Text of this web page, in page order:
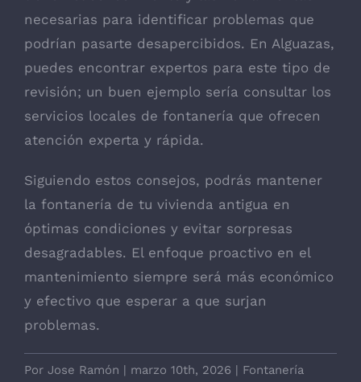
necesarias para identificar problemas que
podrían pasarte desapercibidos. En Alguazas,
puedes encontrar expertos para este tipo de
revisión; un buen ejemplo sería consultar los
servicios locales de fontanería que ofrecen
atención experta y rápida.
Siguiendo estos consejos, podrás mantener
la fontanería de tu vivienda antigua en
óptimas condiciones y evitar sorpresas
desagradables. El enfoque proactivo en el
mantenimiento siempre será más económico
y efectivo que esperar a que surjan
problemas.
Por Jose Ramón | marzo 10th, 2026 | Fontanería